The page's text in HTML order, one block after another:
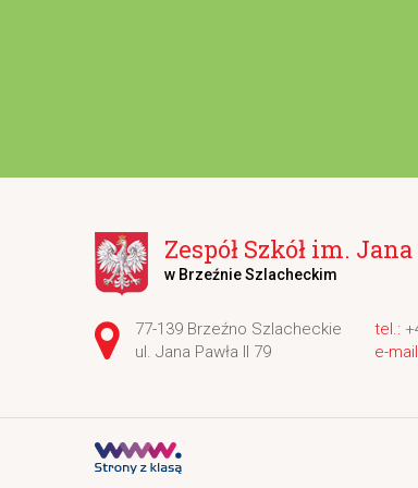
Zespół Szkół im.
w Brzeźnie Szlacheckim
Adres pocztowy:
77-139 Brzeźno Szlacheckie
ul. Jana Pawła II 79